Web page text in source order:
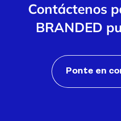
Contáctenos
BRANDED
Ponte en